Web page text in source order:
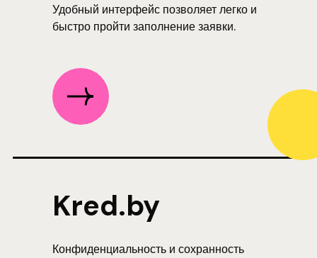
Удобный интерфейс позволяет легко и
быстро пройти заполнение заявки.
Конфиденциальность и сохранность
Kred.by